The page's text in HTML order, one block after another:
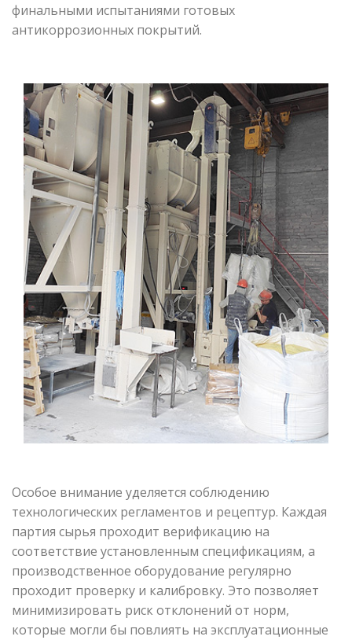
финальными испытаниями готовых
антикоррозионных покрытий.
Особое внимание уделяется соблюдению
технологических регламентов и рецептур. Каждая
партия сырья проходит верификацию на
соответствие установленным спецификациям, а
производственное оборудование регулярно
проходит проверку и калибровку. Это позволяет
минимизировать риск отклонений от норм,
которые могли бы повлиять на эксплуатационные